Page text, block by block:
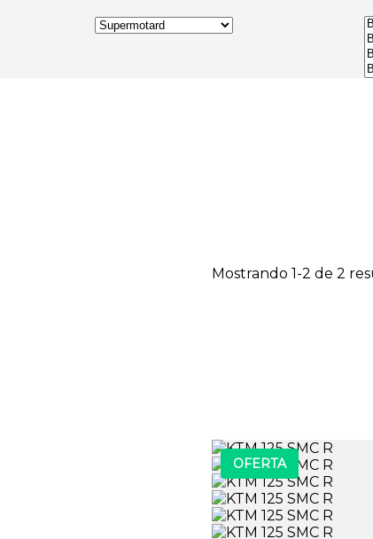
Mostrando 1-2 de 2
OFERTA